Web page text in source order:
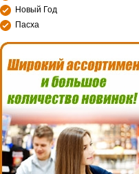
Новый Год
Пасха